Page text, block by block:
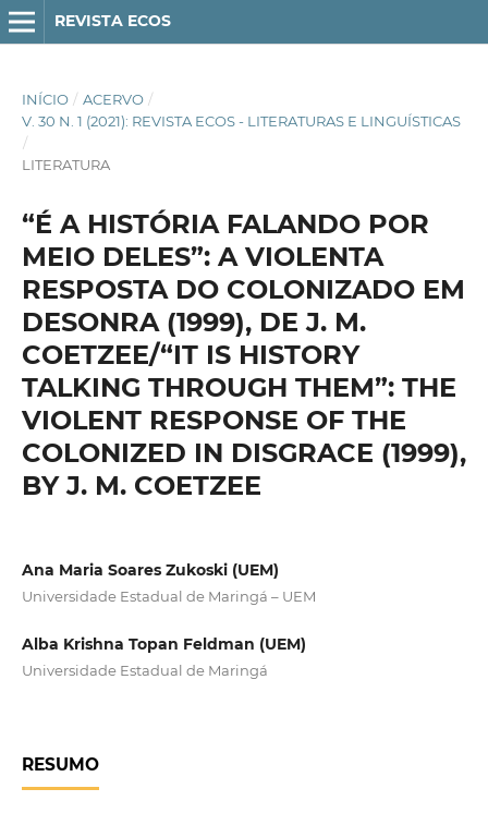
REVISTA ECOS
INÍCIO / ACERVO /
V. 30 N. 1 (2021): REVISTA ECOS - LITERATURAS E LINGUÍSTICAS
/
LITERATURA
“É A HISTÓRIA FALANDO POR
MEIO DELES”: A VIOLENTA
RESPOSTA DO COLONIZADO EM
DESONRA (1999), DE J. M.
COETZEE/“IT IS HISTORY
TALKING THROUGH THEM”: THE
VIOLENT RESPONSE OF THE
COLONIZED IN DISGRACE (1999),
BY J. M. COETZEE
Ana Maria Soares Zukoski (UEM)
Universidade Estadual de Maringá – UEM
Alba Krishna Topan Feldman (UEM)
Universidade Estadual de Maringá
RESUMO